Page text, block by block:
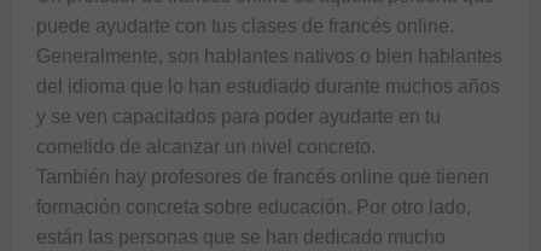
puede ayudarte con tus clases de francés online.
Generalmente, son hablantes nativos o bien hablantes
del idioma que lo han estudiado durante muchos años
y se ven capacitados para poder ayudarte en tu
cometido de alcanzar un nivel concreto.
También hay profesores de francés online que tienen
formación concreta sobre educación. Por otro lado,
están las personas que se han dedicado mucho